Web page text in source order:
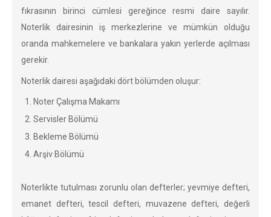
fıkrasının birinci cümlesi gereğince resmi daire sayılır.
Noterlik dairesinin iş merkezlerine ve mümkün olduğu
oranda mahkemelere ve bankalara yakın yerlerde açılması
gerekir.
Noterlik dairesi aşağıdaki dört bölümden oluşur:
Noter Çalışma Makamı
Servisler Bölümü
Bekleme Bölümü
Arşiv Bölümü
Noterlikte tutulması zorunlu olan defterler; yevmiye defteri,
emanet defteri, tescil defteri, muvazene defteri, değerli